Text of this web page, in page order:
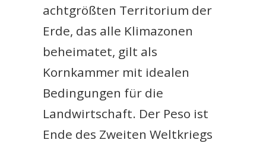
achtgrößten Territorium der
Erde, das alle Klimazonen
beheimatet, gilt als
Kornkammer mit idealen
Bedingungen für die
Landwirtschaft. Der Peso ist
Ende des Zweiten Weltkriegs